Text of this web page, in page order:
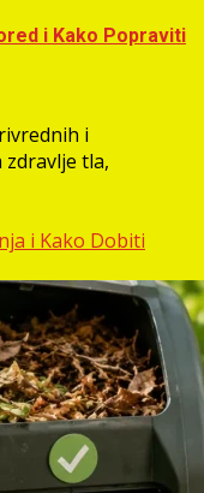
i Kako Popraviti
i
tla,
i Kako Dobiti